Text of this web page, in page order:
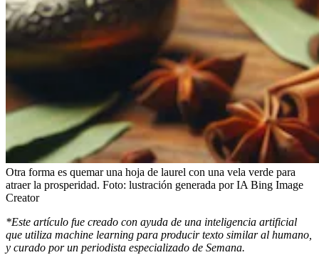
Otra forma es quemar una hoja de laurel con una vela verde para
atraer la prosperidad. Foto: lustración generada por IA Bing Image
Creator
*Este artículo fue creado con ayuda de una inteligencia artificial
que utiliza machine learning para producir texto similar al humano,
y curado por un periodista especializado de Semana.